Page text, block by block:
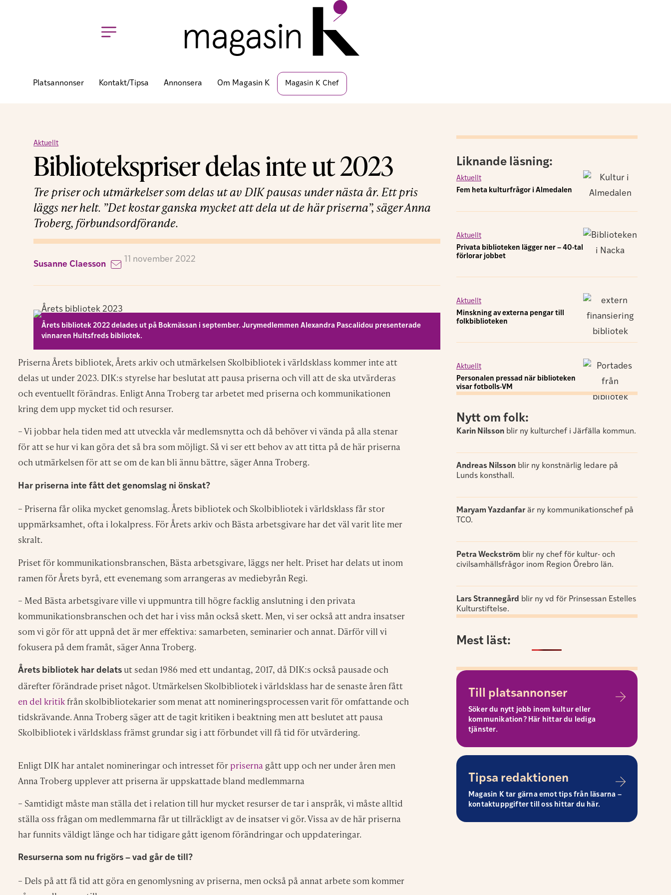
Platsannonser Kontakt/tipsa Annonsera Om Magasin K Magasin K Chef
Aktuellt
Bibliotekspriser delas inte ut 2023
Tre priser och utmärkelser som delas ut av DIK pausas under nästa år. Ett pris
läggs ner helt. ”Det kostar ganska mycket att dela ut de här priserna”, säger Anna
Troberg, förbundsordförande.
Susanne Claesson
11 november 2022
Årets bibliotek 2022 delades ut på Bokmässan i september. Jurymedlemmen Alexandra Pascalidou presenterade
vinnaren Hultsfreds bibliotek.
Priserna Årets bibliotek, Årets arkiv och utmärkelsen Skolbibliotek i världsklass kommer inte att
delas ut under 2023. DIK:s styrelse har beslutat att pausa priserna och vill att de ska utvärderas
och eventuellt förändras. Enligt Anna Troberg tar arbetet med priserna och kommunikationen
kring dem upp mycket tid och resurser.
– Vi jobbar hela tiden med att utveckla vår medlemsnytta och då behöver vi vända på alla stenar
för att se hur vi kan göra det så bra som möjligt. Så vi ser ett behov av att titta på de här priserna
och utmärkelsen för att se om de kan bli ännu bättre, säger Anna Troberg.
Har priserna inte fått det genomslag ni önskat?
– Priserna får olika mycket genomslag. Årets bibliotek och Skolbibliotek i världsklass får stor
uppmärksamhet, ofta i lokalpress. För Årets arkiv och Bästa arbetsgivare har det väl varit lite mer
skralt.
Priset för kommunikationsbranschen, Bästa arbetsgivare, läggs ner helt. Priset har delats ut inom
ramen för Årets byrå, ett evenemang som arrangeras av mediebyrån Regi.
– Med Bästa arbetsgivare ville vi uppmuntra till högre facklig anslutning i den privata
kommunikationsbranschen och det har i viss mån också skett. Men, vi ser också att andra insatser
som vi gör för att uppnå det är mer effektiva: samarbeten, seminarier och annat. Därför vill vi
fokusera på dem framåt, säger Anna Troberg.
Årets bibliotek har delats ut sedan 1986 med ett undantag, 2017, då DIK:s också pausade och
därefter förändrade priset något. Utmärkelsen Skolbibliotek i världsklass har de senaste åren fått
en del kritik från skolbibliotekarier som menat att nomineringsprocessen varit för omfattande och
tidskrävande. Anna Troberg säger att de tagit kritiken i beaktning men att beslutet att pausa
Skolbibliotek i världsklass främst grundar sig i att förbundet vill få tid för utvärdering.
Enligt DIK har antalet nomineringar och intresset för priserna gått upp och ner under åren men
Anna Troberg upplever att priserna är uppskattade bland medlemmarna
– Samtidigt måste man ställa det i relation till hur mycket resurser de tar i anspråk, vi måste alltid
ställa oss frågan om medlemmarna får ut tillräckligt av de insatser vi gör. Vissa av de här priserna
har funnits väldigt länge och har tidigare gått igenom förändringar och uppdateringar.
Resurserna som nu frigörs – vad går de till?
– Dels på att få tid att göra en genomlysning av priserna, men också på annat arbete som kommer
Liknande läsning:
Aktuellt
Fem heta kulturfrågor i Almedalen
Aktuellt
Privata biblioteken lägger ner – 40-tal
förlorar jobbet
Aktuellt
Minskning av externa pengar till
folkbiblioteken
Aktuellt
Personalen pressad när biblioteken
visar fotbolls-VM
Nytt om folk:
Karin Nilssonblir ny kulturchef i Järfälla kommun.
Andreas Nilssonblir ny konstnärlig ledare på
Lunds konsthall.
Maryam Yazdanfarär ny kommunikationschef på
TCO.
Petra Weckström blir ny chef för kultur- och
civilsamhällsfrågor inom Region Örebro län.
Lars Strannegård blir ny vd för Prinsessan Estelles
Kulturstiftelse.
Mest läst:
Till platsannonser
Söker du nytt jobb inom kultur eller
kommunikation? Här hittar du lediga
tjänster.
Tipsa redaktionen
Magasin K tar gärna emot tips från läsarna –
kontaktuppgifter till oss hittar du här.